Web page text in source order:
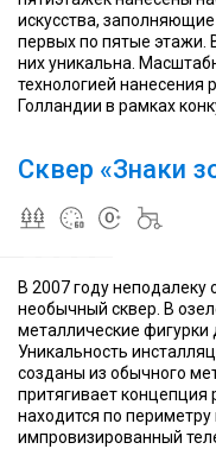
искусства, заполняющие
первых по пятые этажи.
них уникальна.
технологией нанесения
Голландии в рамках
Сквер «Знаки
замок
был
включен
в
Список
и
наследия
ЮНЕСКО
этом
месте
можно
отдохнуть
и
всех
знаков
зодиака
которого
размещен
телескоп,
сделанный
из
и
разнообразных
железяк
замок
был
включен
в
Список
и
наследия
ЮНЕСКО
этом
месте
можно
отдохнуть
и
всех
знаков
зодиака
которого
размещен
телескоп,
сделанный
из
и
разнообразных
железяк
В 2007 году
необычный сквер. В
металлические фигурки
Уникальность
созданы из обычного
притягивает
находится по периметру
импровизированный